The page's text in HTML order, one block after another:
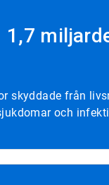
1,7
skyddade från
och